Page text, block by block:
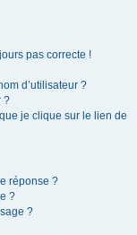
pas correcte !
d’utilisateur ?
?
je clique sur le lien de
réponse ?
?
?